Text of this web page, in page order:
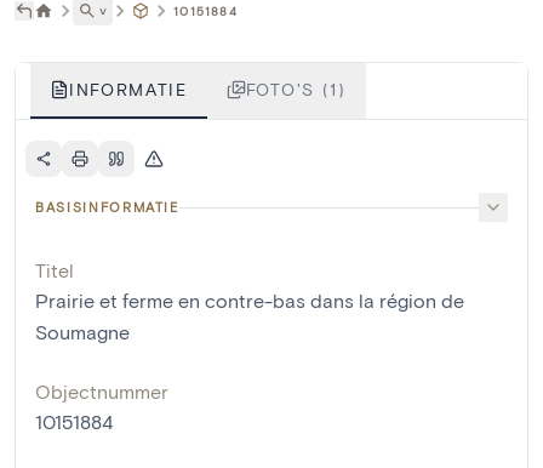
˅ 10151884
INFORMATIE FOTO'S (1)
BASISINFORMATIE
Titel
Prairie et ferme en contre-bas dans la région de
Soumagne
Objectnummer
10151884